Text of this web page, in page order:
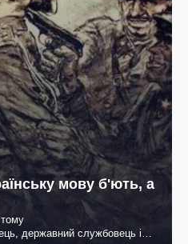
мову б'ють, а
державний службовець і